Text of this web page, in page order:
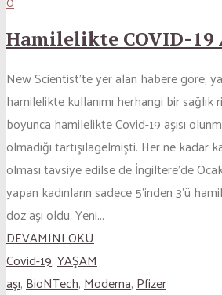
Hamilelikte COVID-19
New Scientist’te yer alan habere göre,
hamilelikte kullanımı herhangi bir sağlık
boyunca hamilelikte Covid-19 aşısı
olmadığı tartışılagelmişti. Her ne kadar
olması tavsiye edilse de İngiltere’de
yapan kadınların sadece 5’inden 3’ü
doz aşı oldu. Yeni...
DEVAMINI OKU
Covid-19,YAŞAM
aşı,BioNTech,Moderna,Pfizer